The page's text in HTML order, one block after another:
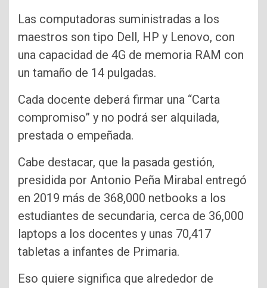
Las computadoras suministradas a los
maestros son tipo Dell, HP y Lenovo, con
una capacidad de 4G de memoria RAM con
un tamaño de 14 pulgadas.
Cada docente deberá firmar una “Carta
compromiso” y no podrá ser alquilada,
prestada o empeñada.
Cabe destacar, que la pasada gestión,
presidida por Antonio Peña Mirabal entregó
en 2019 más de 368,000 netbooks a los
estudiantes de secundaria, cerca de 36,000
laptops a los docentes y unas 70,417
tabletas a infantes de Primaria.
Eso quiere significa que alrededor de